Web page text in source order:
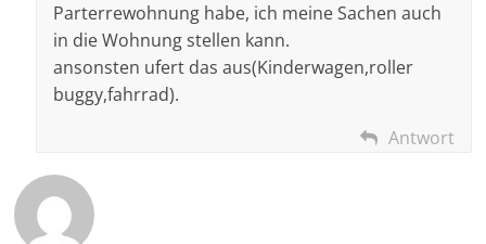
Parterrewohnung habe, ich meine Sachen auch
in die Wohnung stellen kann.
ansonsten ufert das aus(Kinderwagen,roller
buggy,fahrrad).
Antwort